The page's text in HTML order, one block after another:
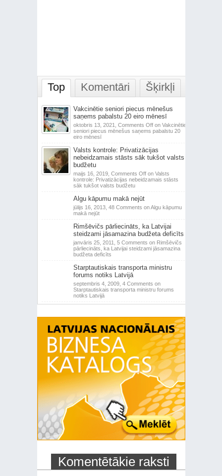
Top Komentāri Šķirkļi
Vakcinētie seniori piecus mēnešus
saņems pabalstu 20 eiro mēnesī
oktobris 13, 2021, Comments Offon Vakcinētie
seniori piecus mēnešus saņems pabalstu 20
eiro mēnesī
Valsts kontrole: Privatizācijas
nebeidzamais stāsts sāk tukšot valsts
budžetu
maijs 16, 2019, Comments Offon Valsts
kontrole: Privatizācijas nebeidzamais stāsts
sāk tukšot valsts budžetu
Algu kāpumu makā nejūt
jūlijs 16, 2013, 48 Comments on Algu kāpumu
makā nejūt
Rimšēvičs pārliecināts, ka Latvijai
steidzami jāsamazina budžeta deficīts
janvāris 25, 2011, 5 Comments on Rimšēvičs
pārliecināts, ka Latvijai steidzami jāsamazina
budžeta deficīts
Starptautiskais transporta ministru
forums notiks Latvijā
septembris 4, 2009, 4 Comments on
Starptautiskais transporta ministru forums
notiks Latvijā
Komentētākie raksti